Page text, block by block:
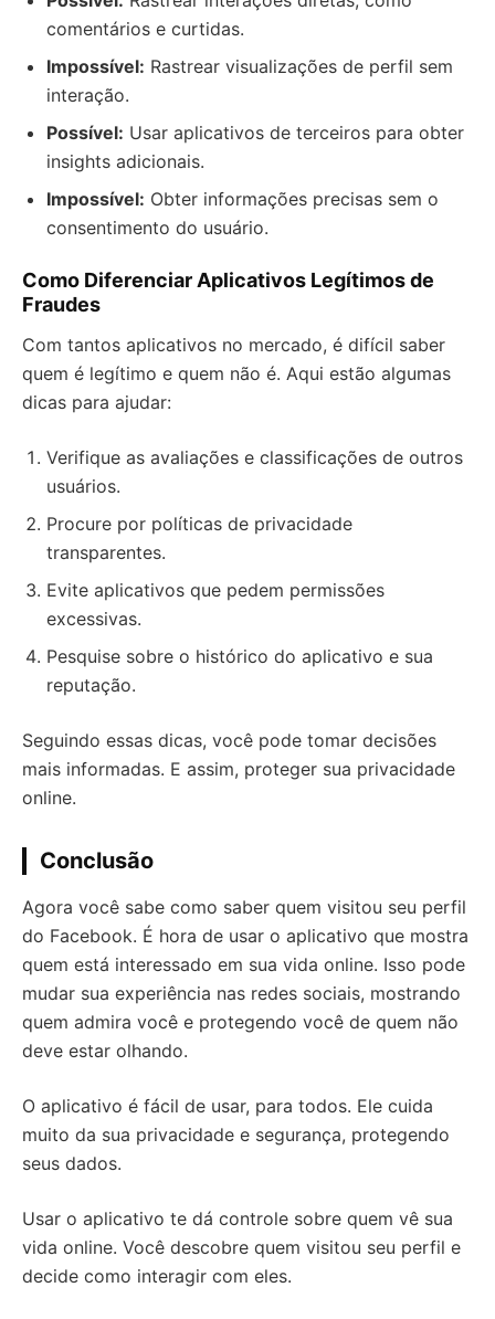
comentários e curtidas.
Impossível: Rastrear visualizações de perfil sem
interação.
Possível: Usar aplicativos de terceiros para obter
insights adicionais.
Impossível: Obter informações precisas sem o
consentimento do usuário.
Como Diferenciar Aplicativos Legítimos de
Fraudes
Com tantos aplicativos no mercado, é difícil saber
quem é legítimo e quem não é. Aqui estão algumas
dicas para ajudar:
Verifique as avaliações e classificações de outros
usuários.
Procure por políticas de privacidade
transparentes.
Evite aplicativos que pedem permissões
excessivas.
Pesquise sobre o histórico do aplicativo e sua
reputação.
Seguindo essas dicas, você pode tomar decisões
mais informadas. E assim, proteger sua privacidade
online.
Conclusão
Agora você sabe como saber quem visitou seu perfil
do Facebook. É hora de usar o aplicativo que mostra
quem está interessado em sua vida online. Isso pode
mudar sua experiência nas redes sociais, mostrando
quem admira você e protegendo você de quem não
deve estar olhando.
O aplicativo é fácil de usar, para todos. Ele cuida
muito da sua privacidade e segurança, protegendo
seus dados.
Usar o aplicativo te dá controle sobre quem vê sua
vida online. Você descobre quem visitou seu perfil e
decide como interagir com eles.